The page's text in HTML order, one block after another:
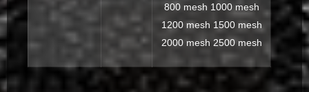
800 mesh 1000 mesh
1200 mesh 1500 mesh
2000 mesh 2500 mesh